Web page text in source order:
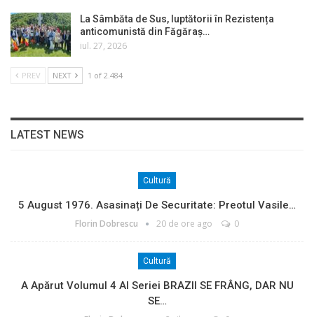
La Sâmbăta de Sus, luptătorii în Rezistența
anticomunistă din Făgăraș…
iul. 27, 2026
PREV NEXT 1 of 2.484
LATEST NEWS
Cultură
5 August 1976. Asasinați De Securitate: Preotul Vasile…
Florin Dobrescu 20 de ore ago 0
Cultură
A Apărut Volumul 4 Al Seriei BRAZII SE FRÂNG, DAR NU
SE…